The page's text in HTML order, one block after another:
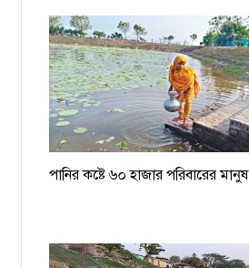
পানির কষ্টে ৬০ হাজার পরিবারের মানুষ